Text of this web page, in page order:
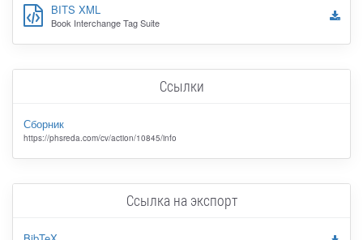
BITS XML
Book Interchange Tag Suite
Ссылки
Сборник
https://phsreda.com/cv/action/10845/info
Ссылка на экспорт